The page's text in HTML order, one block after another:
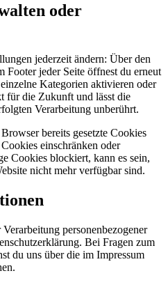
oder
jederzeit ändern: Über den
jeder Seite öffnest du erneut
Kategorien aktivieren oder
für die Zukunft und lässt die
Verarbeitung unberührt.
bereits gesetzte Cookies
einschränken oder
Cookies blockiert, kann es sein,
nicht mehr verfügbar sind.
personenbezogener
Bei Fragen zum
du uns über die im Impressum